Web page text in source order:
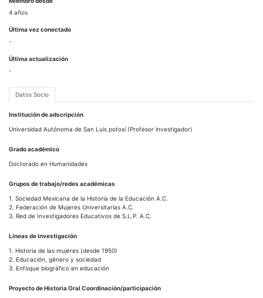
4 años
Última vez conectado
-
Última actualización
-
Datos Socio
Institución de adscripción
Universidad Autónoma de San Luis potosí (Profesor investigador)
Grado académico
Doctorado en Humanidades
Grupos de trabajo/redes académicas
1. Sociedad Mexicana de la Historia de la Educación A.C.
2. Federación de Mujeres Universitarias A.C.
3. Red de Investigadores Educativos de S.L.P. A.C.
Líneas de investigación
1. Historia de las mujeres (desde 1950)
2. Educación, género y sociedad
3. Enfoque biográfico en educación
Proyecto de Historia Oral Coordinación/participación